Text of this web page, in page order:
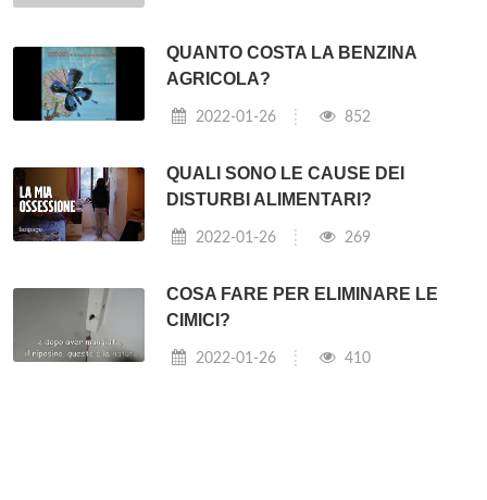
QUANTO COSTA LA BENZINA
AGRICOLA?
2022-01-26 852
QUALI SONO LE CAUSE DEI
DISTURBI ALIMENTARI?
2022-01-26 269
COSA FARE PER ELIMINARE LE
CIMICI?
2022-01-26 410